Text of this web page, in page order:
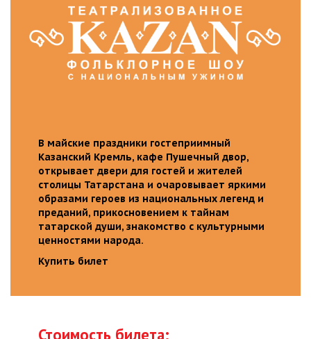
В майские праздники гостеприимный
Казанский Кремль, кафе Пушечный двор,
открывает двери для гостей и жителей
столицы Татарстана и очаровывает яркими
образами героев из национальных легенд и
преданий, прикосновением к тайнам
татарской души, знакомство с культурными
ценностями народа.
Купить билет
Стоимость билета: